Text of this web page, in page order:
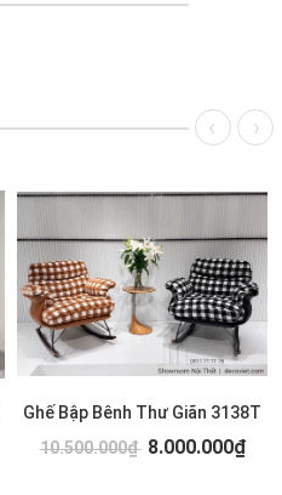
Ghế Bập Bênh Thư Giãn 3138T
10.500.000₫ 8.000.000₫